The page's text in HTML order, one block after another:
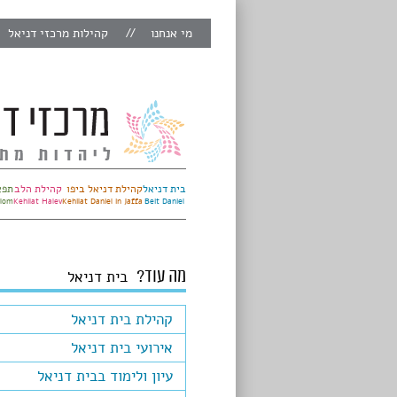
מי אנחנו קהילות מרכזי דניאל
בית דניאל
Beit Daniel
קהילת דניאל ביפו
Kehilat Daniel in Jaffa
קהילת הלב
Kehilat Halev
מה עוד? בית דניאל
קהילת בית דניאל
אירועי בית דניאל
עיון ולימוד בבית דניאל